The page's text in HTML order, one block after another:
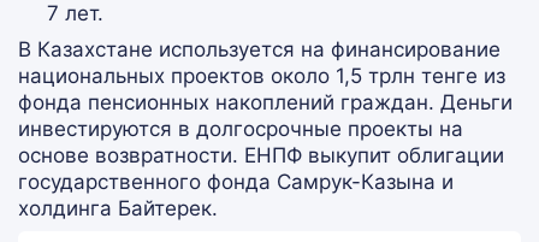
7 лет.
В Казахстане используется на финансирование
национальных проектов около 1,5 трлн тенге из
фонда пенсионных накоплений граждан. Деньги
инвестируются в долгосрочные проекты на
основе возвратности. ЕНПФ выкупит облигации
государственного фонда Самрук-Казына и
холдинга Байтерек.